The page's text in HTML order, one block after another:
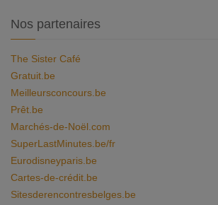
Nos partenaires
The Sister Café
Gratuit.be
Meilleursconcours.be
Prêt.be
Marchés-de-Noël.com
SuperLastMinutes.be/fr
Eurodisneyparis.be
Cartes-de-crédit.be
Sitesderencontresbelges.be